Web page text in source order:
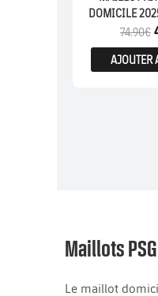
DOMICILE
74.90€
AJOUTER
Maillots
Le maillot